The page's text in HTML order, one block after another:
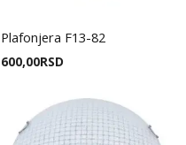
Plafonjera F13-82
600,00RSD